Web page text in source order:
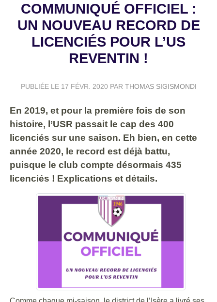
COMMUNIQUÉ OFFICIEL :
UN NOUVEAU RECORD DE
LICENCIÉS POUR L’US
REVENTIN !
PUBLIÉE LE 17 FÉVR. 2020 PAR THOMAS SIGISMONDI
En 2019, et pour la première fois de son
histoire, l’USR passait le cap des 400
licenciés sur une saison. Eh bien, en cette
année 2020, le record est déjà battu,
puisque le club compte désormais 435
licenciés ! Explications et détails.